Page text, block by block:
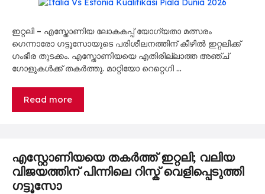
ഇറ്റലി – എസ്തോണിയ ലോകകപ്പ് യോഗ്യതാ മത്സരം
ഗെന്നാരോ ഗട്ടൂസോയുടെ പരിശീലനത്തിന് കീഴിൽ ഇറ്റലിക്ക്
ഗംഭീര തുടക്കം. എസ്തോണിയയെ എതിരില്ലാത്ത അഞ്ച്
ഗോളുകൾക്ക് തകർത്തു. മാറ്റിയോ റെറ്റെഗി …
Read more
എസ്റ്റോണിയയെ തകർത്ത് ഇറ്റലി; വലിയ
വിജയത്തിന് പിന്നിലെ റിസ്ക് വെളിപ്പെടുത്തി
ഗട്ടൂസോ